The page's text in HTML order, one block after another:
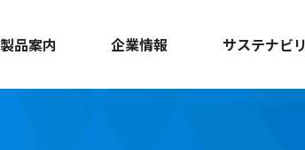
製品案内 企業情報 サステナビ